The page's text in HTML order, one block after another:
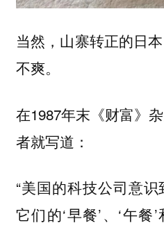
当然，山寨转正的日
不爽。
在1987年末《财富》
者就写道：
“美国的科技公司意
它们的‘早餐’、‘午餐